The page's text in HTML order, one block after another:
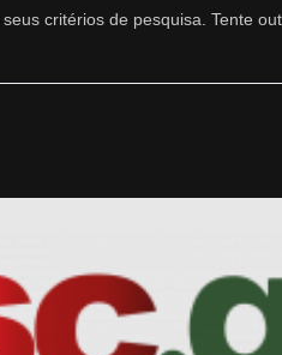
critérios de pesquisa. Tente